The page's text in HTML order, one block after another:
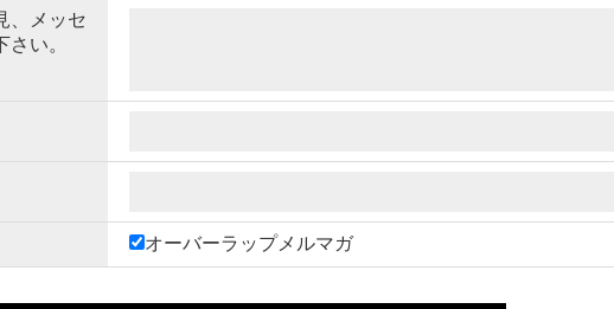
、メッセ
い。
オーバーラップメルマガ